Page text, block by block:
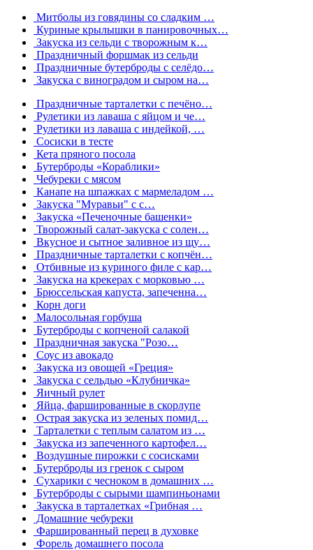
Митболы из говядины со сладким …
Куриные крылышки в панировочных…
Закуска из сельди с творожным к…
Праздничный форшмак из сельди
Праздничные бутерброды с селёдо…
Закуска с виноградом и сыром на…
Праздничные тарталетки с печёно…
Рулетики из лаваша с яйцом и че…
Рулетики из лаваша с индейкой, …
Сосиски в тесте
Кета пряного посола
Бутерброды «Кораблики»
Чебуреки с мясом
Канапе на шпажках с мармеладом …
Закуска "Муравьи" с с…
Закуска «Печеночные башенки»
Творожный салат-закуска с солен…
Вкусное и сытное заливное из щу…
Праздничные тарталетки с копчён…
Отбивные из куриного филе с кар…
Закуска на крекерах с морковью …
Брюссельская капуста, запеченна…
Корн доги
Малосольная горбуша
Бутерброды с копченой салакой
Праздничная закуска "Розо…
Соус из авокадо
Закуска из овощей «Греция»
Закуска с сельдью «Клубничка»
Яичный рулет
Яйца, фаршированные в скорлупе
Острая закуска из зеленых помид…
Тарталетки с теплым салатом из …
Закуска из запеченного картофел…
Воздушные пирожки с сосисками
Бутерброды из гренок с сыром
Сухарики с чесноком в домашних …
Бутерброды с сырыми шампиньонами
Закуска в тарталетках «Грибная …
Домашние чебуреки
Фаршированный перец в духовке
Форель домашнего посола